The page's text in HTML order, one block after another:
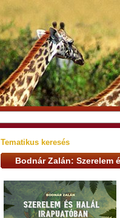
Tematikus keresés
Bodnár Zalán: Szerelem